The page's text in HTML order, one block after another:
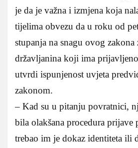
je da je važna i izmjena koja
tijelima obvezu da u roku od
stupanja na snagu ovog zakona
državljanina koji ima
utvrdi ispunjenost uvjeta
zakonom.
– Kad su u pitanju povratnici,
bila olakšana procedura prijave
trebao im je dokaz identiteta ili